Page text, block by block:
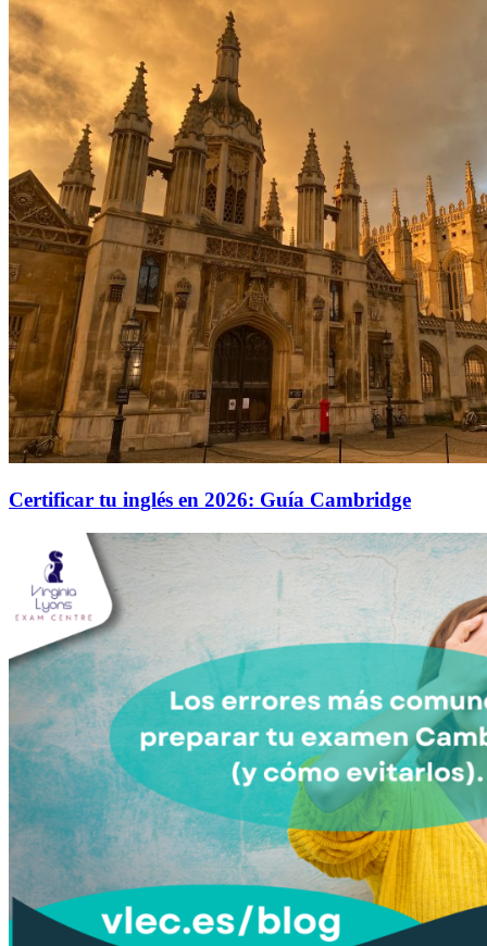
Certificar tu inglés en 2026: Guía Cambridge